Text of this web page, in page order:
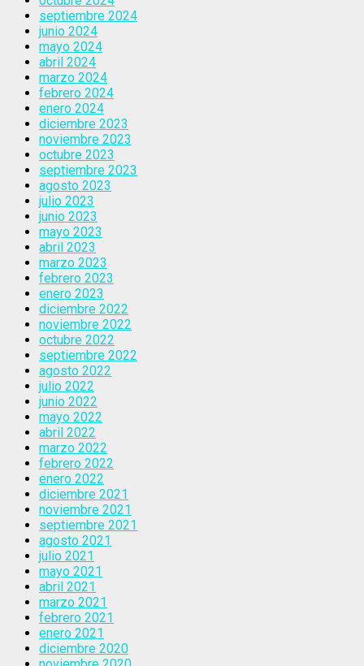
septiembre 2024
junio 2024
mayo 2024
abril 2024
marzo 2024
febrero 2024
enero 2024
diciembre 2023
noviembre 2023
octubre 2023
septiembre 2023
agosto 2023
julio 2023
junio 2023
mayo 2023
abril 2023
marzo 2023
febrero 2023
enero 2023
diciembre 2022
noviembre 2022
octubre 2022
septiembre 2022
agosto 2022
julio 2022
junio 2022
mayo 2022
abril 2022
marzo 2022
febrero 2022
enero 2022
diciembre 2021
noviembre 2021
septiembre 2021
agosto 2021
julio 2021
mayo 2021
abril 2021
marzo 2021
febrero 2021
enero 2021
diciembre 2020